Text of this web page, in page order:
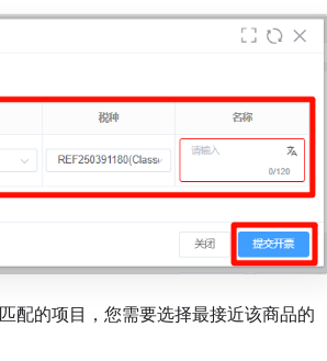
配的项目，您需要选择最接近该商品的